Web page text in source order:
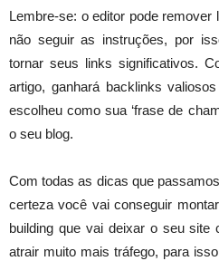
Lembre-se: o editor pode
não seguir as instruções, por
tornar seus links significativos.
artigo, ganhará backlinks
escolheu como sua ‘frase de
o seu blog.
Com todas as dicas que
certeza você vai conseguir
building que vai deixar o seu site
atrair muito mais tráfego, para